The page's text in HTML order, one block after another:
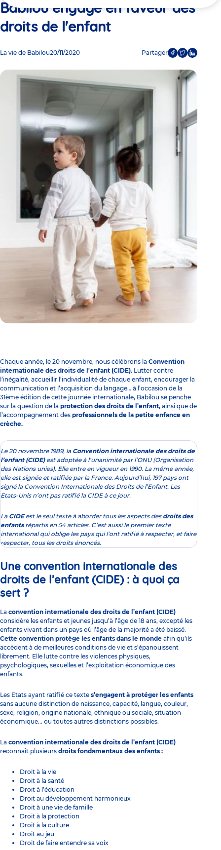
ici
Babilou engagé en faveur des
droits de l'enfant
La vie de Babilou20/11/2020 Partager
Chaque année, le 20 novembre, nous célébrons la Convention
internationale des droits de l'enfant (CIDE). Lutter contre
l’inégalité, accueillir l’individualité de chaque enfant, encourager la
communication et l’acquisition du langage… à l’occasion de la
31ème édition de cette journée internationale, Babilou se penche
sur la question de la protection des droits de l’enfant, ainsi que de
l’accompagnement des professionnels de la petite enfance en
crèche.
Le 20 novembre 1989, la Convention internationale des droits de
l’enfant (CIDE) est adoptée à l’unanimité par l’ONU (Organisation
des Nations unies). Elle entre en vigueur en 1990. La même année,
elle est signée et ratifiée par la France. Aujourd’hui, 197 pays ont
signé la Convention Internationale des Droits de l’Enfant. Les
Etats-Unis n’ont pas ratifié la CIDE à ce jour.
La CIDEest le seul texte à aborder tous les aspects desdroits des
enfantsrépartis en 54 articles. C’est aussi le premier texte
international qui oblige les pays qui l’ont ratifié à respecter, et faire
respecter, tous les droits énoncés.
Une convention internationale des
droits de l’enfant (CIDE) : à quoi ça
sert ?
La convention internationale des droits de l’enfant (CIDE)
considère les enfants et jeunes jusqu’à l’âge de 18 ans, excepté les
enfants vivant dans un pays où l’âge de la majorité a été baissé.
Cette convention protège les enfants dans le monde afin qu’ils
accèdent à de meilleures conditions de vie et s’épanouissent
librement. Elle lutte contre les violences physiques,
psychologiques, sexuelles et l’exploitation économique des
enfants.
Les Etats ayant ratifié ce texte s’engagent à protéger les enfants
sans aucune distinction de naissance, capacité, langue, couleur,
sexe, religion, origine nationale, ethnique ou sociale, situation
économique... ou toutes autres distinctions possibles.
La convention internationale des droits de l’enfant (CIDE)
reconnaît plusieurs droits fondamentaux des enfants :
Droit à la vie
Droit à la santé
Droit à l’éducation
Droit au développement harmonieux
Droit à une vie de famille
Droit à la protection
Droit à la culture
Droit au jeu
Droit de faire entendre sa voix